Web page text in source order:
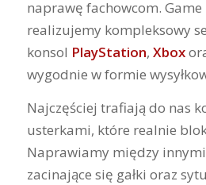
naprawę fachowcom. Game
realizujemy kompleksowy
konsol PlayStation, Xbox
wygodnie w formie
Najczęściej trafiają do nas
usterkami, które realnie
Naprawiamy między innymi
zacinające się gałki oraz